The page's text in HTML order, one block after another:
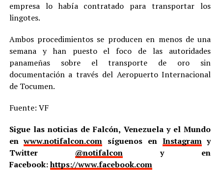
empresa lo había contratado para transportar los
lingotes.
Ambos procedimientos se producen en menos de una
semana y han puesto el foco de las autoridades
panameñas sobre el transporte de oro sin
documentación a través del Aeropuerto Internacional
de Tocumen.
Fuente: VF
Sigue las noticias de Falcón, Venezuela y el Mundo
enwww.notifalcon.com síguenos en Instagramy
Twitter @notifalcony en
Facebook:https://www.facebook.com